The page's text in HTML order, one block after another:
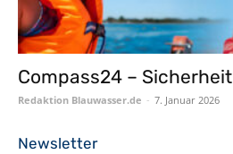
Compass24 – Sicherheit
Redaktion Blauwasser.de - 7. Januar 2026
Newsletter